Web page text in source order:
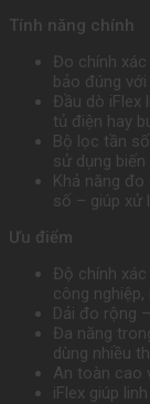
Tính năng chính
Đo chính xác
bảo đúng
Đầu dò iFlex
tủ điện hay
Bộ lọc tần
sử dụng
Khả năng đo
số – giúp xử
Ưu điểm
Độ chính
công
Dải đo rộng
Đa năng
dùng nhiều
An toàn cao
iFlex giúp